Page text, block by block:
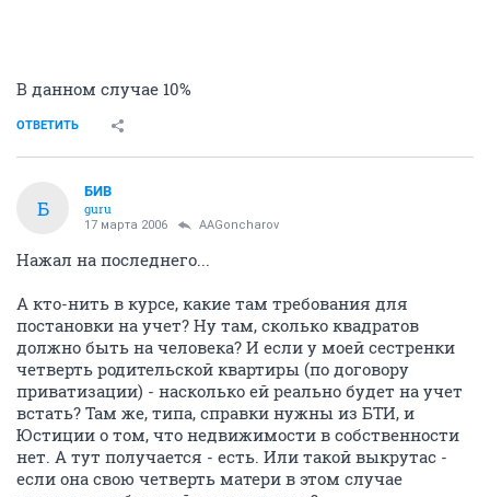
В данном случае 10%
ОТВЕТИТЬ
Б
БИВ
guru
17 марта 2006 AAGoncharov
Нажал на последнего...
А кто-нить в курсе, какие там требования для
постановки на учет? Ну там, сколько квадратов
должно быть на человека? И если у моей сестренки
четверть родительской квартиры (по договору
приватизации) - насколько ей реально будет на учет
встать? Там же, типа, справки нужны из БТИ, и
Юстиции о том, что недвижимости в собственности
нет. А тут получается - есть. Или такой выкрутас -
если она свою четверть матери в этом случае